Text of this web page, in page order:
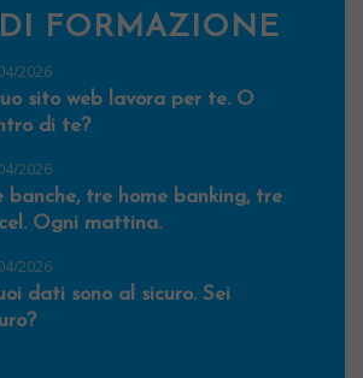
FORMAZIONE
2026
sito web lavora per te. O
di te?
2026
banche, tre home banking, tre
Ogni mattina.
2026
dati sono al sicuro. Sei